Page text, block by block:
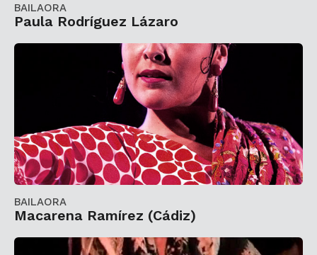
BAILAORA
Paula Rodríguez Lázaro
BAILAORA
Macarena Ramírez (Cádiz)